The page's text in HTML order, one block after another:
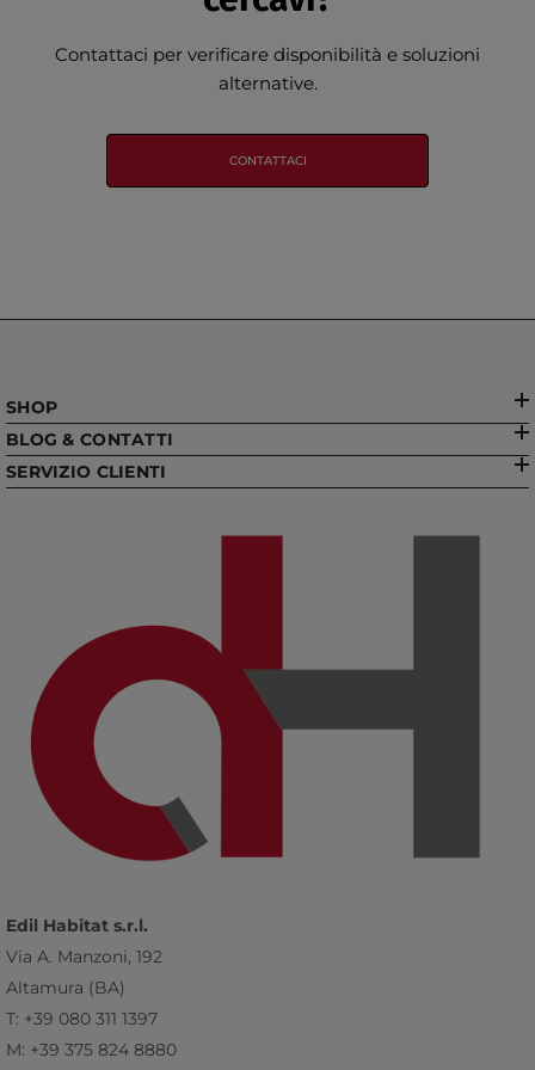
Contattaci per verificare disponibilità e soluzioni
alternative.
CONTATTACI
SHOP
BLOG & CONTATTI
SERVIZIO CLIENTI
Edil Habitat s.r.l.
Via A. Manzoni, 192
Altamura (BA)
T: +39 080 311 1397
M: +39 375 824 8880